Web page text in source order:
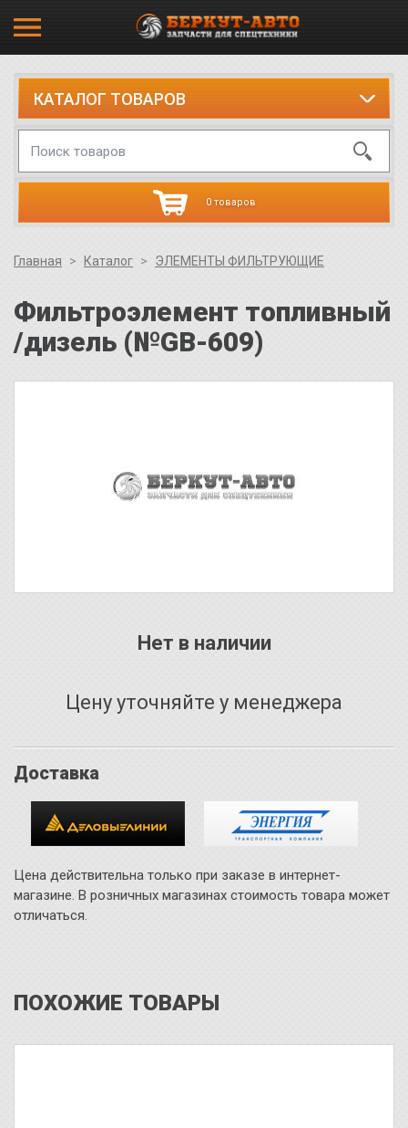
КАТАЛОГ ТОВАРОВ
0 товаров
Главная Каталог ЭЛЕМЕНТЫ ФИЛЬТРУЮЩИЕ
Фильтроэлемент топливный
/дизель (№GB-609)
Нет в наличии
Цену уточняйте у менеджера
Доставка
Цена действительна только при заказе в интернет-
магазине. В розничных магазинах стоимость товара может
отличаться.
ПОХОЖИЕ ТОВАРЫ